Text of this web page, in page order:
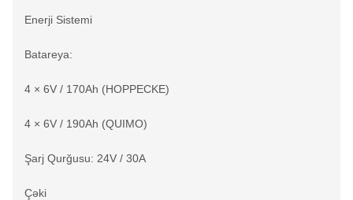
Enerji Sistemi
Batareya:
4 × 6V / 170Ah (HOPPECKE)
4 × 6V / 190Ah (QUIMO)
Şarj Qurğusu: 24V / 30A
Çəki